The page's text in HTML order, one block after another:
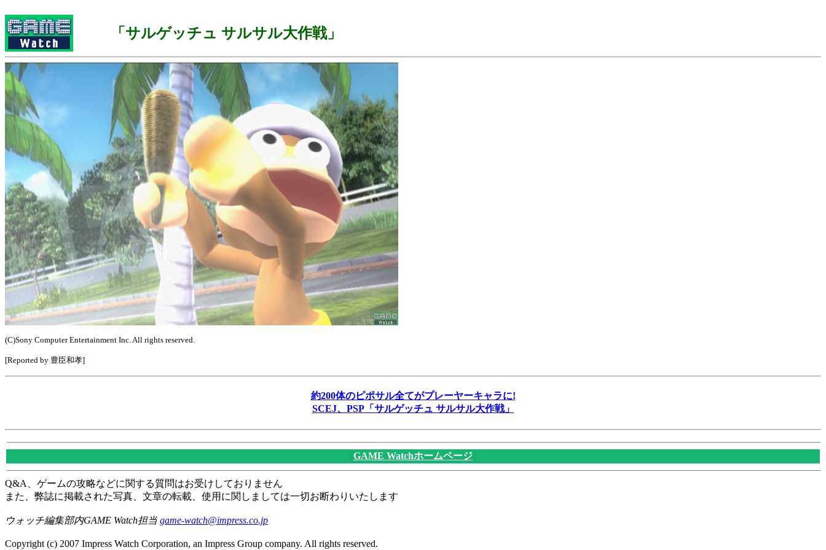
「サルゲッチュ サルサル大作戦」
(C)Sony Computer Entertainment Inc. All rights reserved.
[Reported by 豊臣和孝]
約200体のピポサル全てがプレーヤーキャラに!
SCEJ、PSP「サルゲッチュ サルサル大作戦」
GAME Watchホームページ
Q&A、ゲームの攻略などに関する質問はお受けしておりません
また、弊誌に掲載された写真、文章の転載、使用に関しましては一切お断わりいたします
ウォッチ編集部内GAME Watch担当 game-watch@impress.co.jp
Copyright (c) 2007 Impress Watch Corporation, an Impress Group company. All rights reserved.